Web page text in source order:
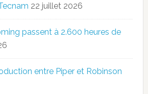
22 juillet 2026
passent à 2.600 heures de
entre Piper et Robinson